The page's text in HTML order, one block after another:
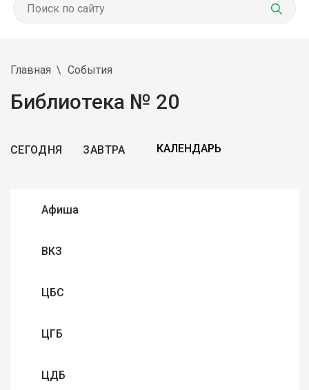
Главная События
Библиотека № 20
СЕГОДНЯ ЗАВТРА
Афиша
ВКЗ
ЦБС
ЦГБ
ЦДБ